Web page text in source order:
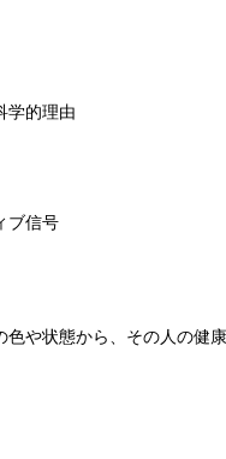
学的理由
ブ信号
や状態から、その人の健